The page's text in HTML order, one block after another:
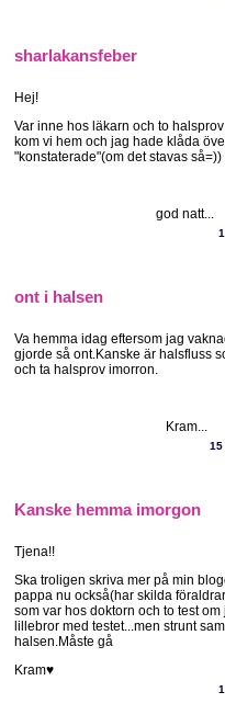
sharlakansfeber
Hej!
Var inne hos läkarn och to
kom vi hem och jag hade klåda
"konstaterade"(om det stavas
god natt...
ont i halsen
Va hemma idag eftersom jag
gjorde så ont.Kanske är halsfluss
och ta halsprov imorron.
Kram...
Kanske hemma imorgon
Tjena!!
Ska troligen skriva mer på min
pappa nu också(har skilda
som var hos doktorn och to test
lillebror med testet...men strunt
halsen.Måste gå
Kram♥